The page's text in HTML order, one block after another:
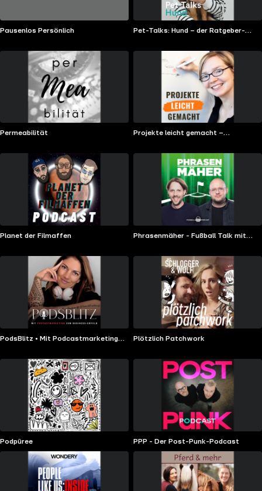
Pausenlos Persönlich
Pet-Talks: Hund – der Ratgeber-
Permeabilität
Projekte leicht gemacht –
pragmatische Macher
Planet der Filmaffen
Phrasenmäher - Fußball Talk mit
PodsBlitz • Mit Podcastmarketing
Plötzlich Patchwork
Podpüree PPP - Der Post-Punk-Podcast